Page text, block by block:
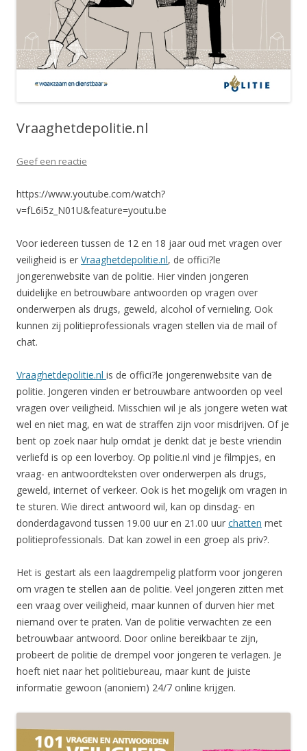
Vraaghetdepolitie.nl
Geef een reactie
https://www.youtube.com/watch?
v=fL6i5z_N01U&feature=youtu.be
Voor iedereen tussen de 12 en 18 jaar oud met vragen over
veiligheid is er Vraaghetdepolitie.nl, de offici?le
jongerenwebsite van de politie. Hier vinden jongeren
duidelijke en betrouwbare antwoorden op vragen over
onderwerpen als drugs, geweld, alcohol of vernieling. Ook
kunnen zij politieprofessionals vragen stellen via de mail of
chat.
Vraaghetdepolitie.nl is de offici?le jongerenwebsite van de
politie. Jongeren vinden er betrouwbare antwoorden op veel
vragen over veiligheid. Misschien wil je als jongere weten wat
wel en niet mag, en wat de straffen zijn voor misdrijven. Of je
bent op zoek naar hulp omdat je denkt dat je beste vriendin
verliefd is op een loverboy. Op politie.nl vind je filmpjes, en
vraag- en antwoordteksten over onderwerpen als drugs,
geweld, internet of verkeer. Ook is het mogelijk om vragen in
te sturen. Wie direct antwoord wil, kan op dinsdag- en
donderdagavond tussen 19.00 uur en 21.00 uur chatten met
politieprofessionals. Dat kan zowel in een groep als priv?.
Het is gestart als een laagdrempelig platform voor jongeren
om vragen te stellen aan de politie. Veel jongeren zitten met
een vraag over veiligheid, maar kunnen of durven hier met
niemand over te praten. Van de politie verwachten ze een
betrouwbaar antwoord. Door online bereikbaar te zijn,
probeert de politie de drempel voor jongeren te verlagen. Je
hoeft niet naar het politiebureau, maar kunt de juiste
informatie gewoon (anoniem) 24/7 online krijgen.